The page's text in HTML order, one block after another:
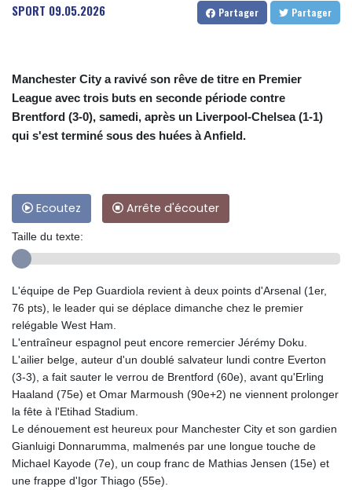
SPORT 09.05.2026 Partager Partager
Manchester City a ravivé son rêve de titre en Premier
League avec trois buts en seconde période contre
Brentford (3-0), samedi, après un Liverpool-Chelsea (1-1)
qui s'est terminé sous des huées à Anfield.
Ecoutez Arrête d'écouter
Taille du texte:
L'équipe de Pep Guardiola revient à deux points d'Arsenal (1er,
76 pts), le leader qui se déplace dimanche chez le premier
relégable West Ham.
L'entraîneur espagnol peut encore remercier Jérémy Doku.
L'ailier belge, auteur d'un doublé salvateur lundi contre Everton
(3-3), a fait sauter le verrou de Brentford (60e), avant qu'Erling
Haaland (75e) et Omar Marmoush (90e+2) ne viennent prolonger
la fête à l'Etihad Stadium.
Le dénouement est heureux pour Manchester City et son gardien
Gianluigi Donnarumma, malmenés par une longue touche de
Michael Kayode (7e), un coup franc de Mathias Jensen (15e) et
une frappe d'Igor Thiago (55e).